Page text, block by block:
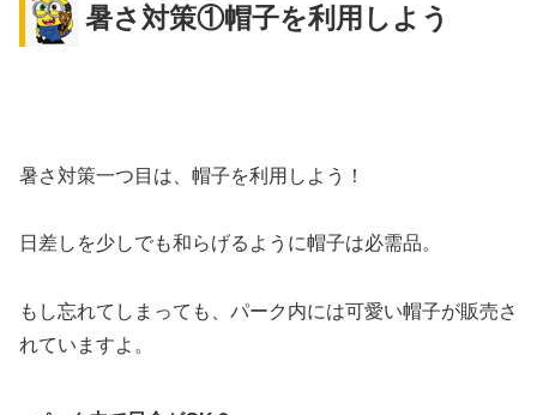
暑さ対策①帽子を利用しよう
暑さ対策一つ目は、帽子を利用しよう！
日差しを少しでも和らげるように帽子は必需品。
もし忘れてしまっても、パーク内には可愛い帽子が販売さ
れていますよ。